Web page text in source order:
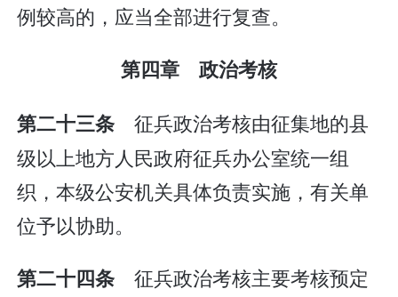
例较高的，应当全部进行复查。
第四章 政治考核
第二十三条 征兵政治考核由征集地的县
级以上地方人民政府征兵办公室统一组
织，本级公安机关具体负责实施，有关单
位予以协助。
第二十四条 征兵政治考核主要考核预定